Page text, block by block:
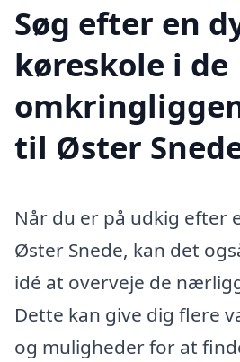
Søg efter en
køreskole i de
til Øster
Når du er på udkig efter
Øster Snede, kan det
idé at overveje de
Dette kan give dig flere
og muligheder for at